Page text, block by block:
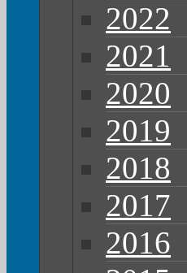
2022
2021
2020
2019
2018
2017
2016